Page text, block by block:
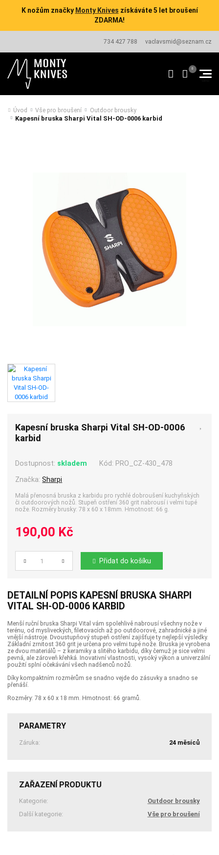
K nožům značky Monty Knives získáváte 5 let broušení
ZDARMA!
734 427 788 vaclavsmid@seznam.cz
Úvod Vše pro broušení Outdoor brousky
Kapesní bruska Sharpi Vital SH-OD-0006 karbid
Kapesní bruska Sharpi Vital SH-OD-0006
karbid
Dostupnost: skladem Kód: PRO_CZ-430_478
Značka:Sharpi
Malá přenosná bruska z karbidu pro rychlé dobroušení kuchyňských
či outdoorových nožů. Stupeň ostření 360 grit nabrousí i velmi tupé
nože. Rozměry brusky: 78 x 60 x 18mm. Hmotnost: 66 g.
190,00 Kč
Počet Přidat do košíku
DETAILNÍ POPIS KAPESNÍ BRUSKA SHARPI
VITAL SH-OD-0006 KARBID
Menší ruční bruska Sharpi Vital vám spolehlivě nabrousí všechny nože v
terénu, od mysliveckých, filetovacích až po outdoorové, zahradnické a jiné
vnější nástroje. Dvoustupňový stupeň ostření zajišťuje ty nejlepší výsledky.
Základní zrnitost 360 grit je určena pro velmi tupé nože. Bruska je vyrobena
ze dvou materiálů – z keramiky a slitého karbidu, díky čemuž je sice velmi
pevná, ale zároveň křehká. Inovativní vlastnosti, vysoký výkon a univerzální
použití splní očekávání všech nadšenců nožů.
Díky kompaktním rozměrům se snadno vejde do zásuvky a snadno se
přenáší.
Rozměry: 78 x 60 x 18 mm. Hmotnost: 66 gramů.
PARAMETRY
Záruka: 24 měsíců
ZAŘAZENÍ PRODUKTU
Kategorie:
Outdoor brousky
Další kategorie:
Vše pro broušení